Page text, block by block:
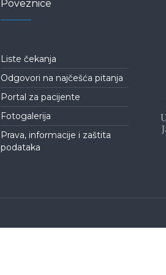
Poveznice
Liste čekanja
Odgovori na najčešća pitanja
Portal za pacijente
Fotogalerija
Prava, informacije i zaštita
podataka